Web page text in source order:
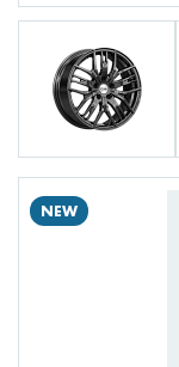
NEW